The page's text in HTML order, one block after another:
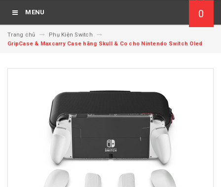
MENU 0
Trang chủ
Phụ Kiện Switch
GripCase & Maxcarry Case hãng Skull & Co cho Nintendo Switch Oled